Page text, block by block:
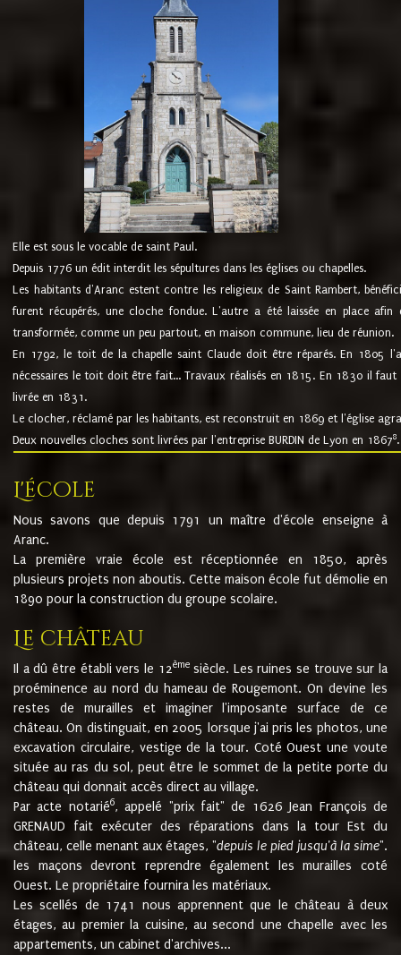
Elle est sous le vocable de saint Paul.
Depuis 1776 un édit interdit les sépultures dans les églises ou chapelles.
Les habitants d'Aranc estent contre les religieux de Saint Rambert,
furent récupérés, une cloche fondue. L'autre a été laissée en place
transformée, comme un peu partout, en maison commune, lieu de réunion.
En 1792, le toit de la chapelle saint Claude doit être réparés. En 1805
nécessaires le toit doit être fait... Travaux réalisés en 1815. En 1830 il
livrée en 1831.
Le clocher, réclamé par les habitants, est reconstruit en 1869 et l'église
Deux nouvelles cloches sont livrées par l'entreprise BURDIN de Lyon en 18678.
L'école
Nous savons que depuis 1791 un maître d'école enseigne à
Aranc.
La première vraie école est réceptionnée en 1850, après
plusieurs projets non aboutis. Cette maison école fut démolie en
1890 pour la construction du groupe scolaire.
Le château
Il a dû être établi vers le 12èmesiècle. Les ruines se trouve sur la
proéminence au nord du hameau de Rougemont. On devine les
restes de murailles et imaginer l'imposante surface de ce
château. On distinguait, en 2005 lorsque j'ai pris les photos, une
excavation circulaire, vestige de la tour. Coté Ouest une voute
située au ras du sol, peut être le sommet de la petite porte du
château qui donnait accès direct au village.
Par acte notarié6, appelé "prix fait" de 1626 Jean François de
GRENAUD fait exécuter des réparations dans la tour Est du
château, celle menant aux étages, "depuis le pied jusqu'à la sime".
les maçons devront reprendre également les murailles coté
Ouest. Le propriétaire fournira les matériaux.
Les scellés de 1741 nous apprennent que le château à deux
étages, au premier la cuisine, au second une chapelle avec les
appartements, un cabinet d'archives...